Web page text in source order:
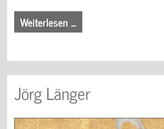
Weiterlesen …
Jörg Länger